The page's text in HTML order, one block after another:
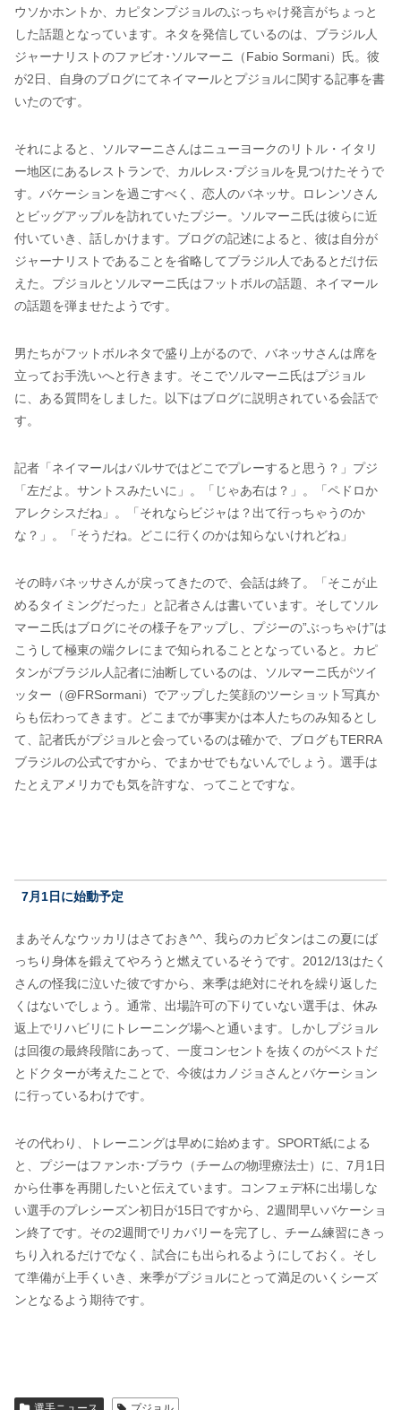
ウソかホントか、カピタンプジョルのぶっちゃけ発言がちょっと
した話題となっています。ネタを発信しているのは、ブラジル人
ジャーナリストのファビオ･ソルマーニ（Fabio Sormani）氏。彼
が2日、自身のブログにてネイマールとプジョルに関する記事を書
いたのです。
それによると、ソルマーニさんはニューヨークのリトル・イタリ
ー地区にあるレストランで、カルレス･プジョルを見つけたそうで
す。バケーションを過ごすべく、恋人のバネッサ。ロレンソさん
とビッグアップルを訪れていたプジー。ソルマーニ氏は彼らに近
付いていき、話しかけます。ブログの記述によると、彼は自分が
ジャーナリストであることを省略してブラジル人であるとだけ伝
えた。プジョルとソルマーニ氏はフットボルの話題、ネイマール
の話題を弾ませたようです。
男たちがフットボルネタで盛り上がるので、バネッサさんは席を
立ってお手洗いへと行きます。そこでソルマーニ氏はプジョル
に、ある質問をしました。以下はブログに説明されている会話で
す。
記者「ネイマールはバルサではどこでプレーすると思う？」プジ
「左だよ。サントスみたいに」。「じゃあ右は？」。「ペドロか
アレクシスだね」。「それならビジャは？出て行っちゃうのか
な？」。「そうだね。どこに行くのかは知らないけれどね」
その時バネッサさんが戻ってきたので、会話は終了。「そこが止
めるタイミングだった」と記者さんは書いています。そしてソル
マーニ氏はブログにその様子をアップし、プジーの”ぶっちゃけ”は
こうして極東の端クレにまで知られることとなっていると。カピ
タンがブラジル人記者に油断しているのは、ソルマーニ氏がツイ
ッター（@FRSormani）でアップした笑顔のツーショット写真か
らも伝わってきます。どこまでが事実かは本人たちのみ知るとし
て、記者氏がプジョルと会っているのは確かで、ブログもTERRA
ブラジルの公式ですから、でまかせでもないんでしょう。選手は
たとえアメリカでも気を許すな、ってことですな。
7月1日に始動予定
まあそんなウッカリはさておき^^、我らのカピタンはこの夏にば
っちり身体を鍛えてやろうと燃えているそうです。2012/13はたく
さんの怪我に泣いた彼ですから、来季は絶対にそれを繰り返した
くはないでしょう。通常、出場許可の下りていない選手は、休み
返上でリハビリにトレーニング場へと通います。しかしプジョル
は回復の最終段階にあって、一度コンセントを抜くのがベストだ
とドクターが考えたことで、今彼はカノジョさんとバケーション
に行っているわけです。
その代わり、トレーニングは早めに始めます。SPORT紙による
と、プジーはファンホ･ブラウ（チームの物理療法士）に、7月1日
から仕事を再開したいと伝えています。コンフェデ杯に出場しな
い選手のプレシーズン初日が15日ですから、2週間早いバケーショ
ン終了です。その2週間でリカバリーを完了し、チーム練習にきっ
ちり入れるだけでなく、試合にも出られるようにしておく。そし
て準備が上手くいき、来季がプジョルにとって満足のいくシーズ
ンとなるよう期待です。